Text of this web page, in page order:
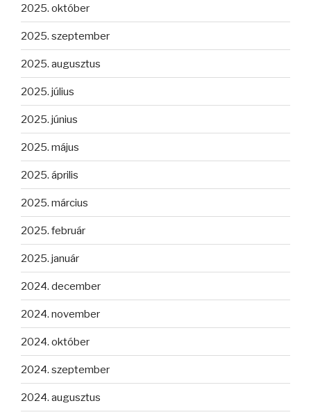
2025. október
2025. szeptember
2025. augusztus
2025. július
2025. június
2025. május
2025. április
2025. március
2025. február
2025. január
2024. december
2024. november
2024. október
2024. szeptember
2024. augusztus